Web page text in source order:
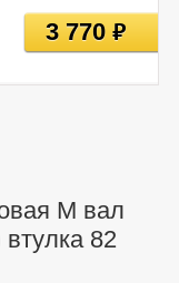
М вал
82
3 770руб